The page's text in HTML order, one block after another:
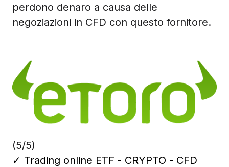
perdono denaro a causa delle
negoziazioni in CFD con questo fornitore.
(5/5)
✓ Trading online ETF - CRYPTO - CFD